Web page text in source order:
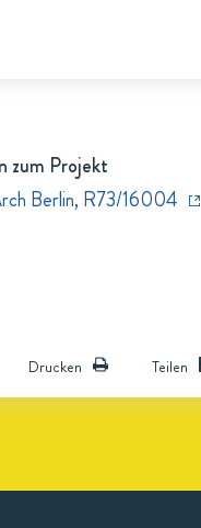
zum Projekt
Berlin, R73/16004
Drucken Teilen